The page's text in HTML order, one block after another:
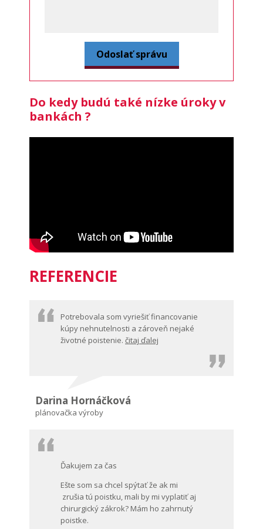
Do kedy budú také nízke úroky v
bankách ?
REFERENCIE
Potrebovala som vyriešiť financovanie
kúpy nehnutelnosti a zároveň nejaké
životné poistenie. čitaj ďalej
Darina Hornáčková
plánovačka výroby
Ďakujem za čas
Ešte som sa chcel spýtať že ak mi
zrušia tú poistku, mali by mi vyplatiť aj
chirurgický zákrok? Mám ho zahrnutý
poistke.